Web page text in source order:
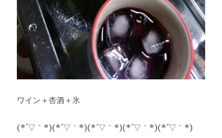
ワイン＋杏酒＋氷
(*´▽｀*)(*´▽｀*)(*´▽｀*)(*´▽｀*)(*´▽｀*)